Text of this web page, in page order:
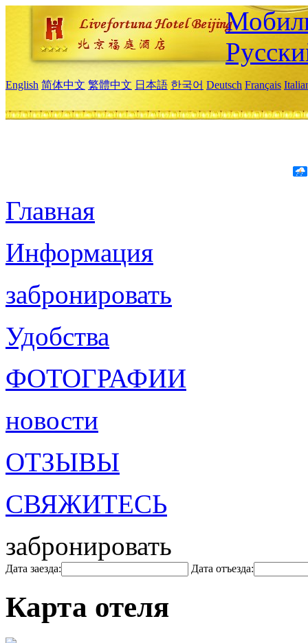
English 简体中文 繁體中文 日本語 한국어 Deutsch Français
Главная
Информация
забронировать
Удобства
ФОТОГРАФИИ
новости
ОТЗЫВЫ
СВЯЖИТЕСЬ
забронировать
Дата заезда: Дата отъезда:
Карта отеля